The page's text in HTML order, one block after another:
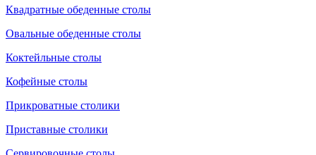
Квадратные обеденные столы
Овальные обеденные столы
Коктейльные столы
Кофейные столы
Прикроватные столики
Приставные столики